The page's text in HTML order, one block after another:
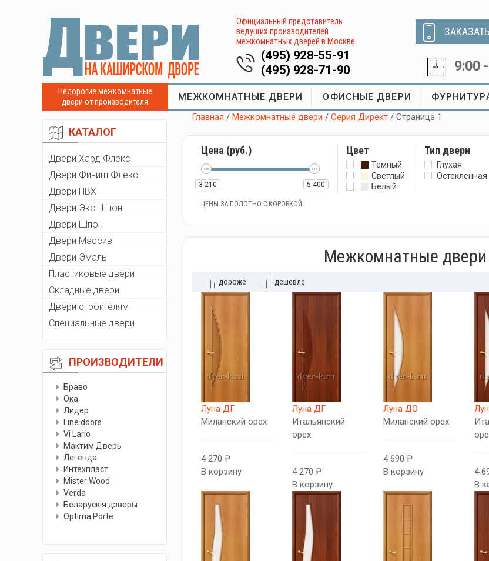
Официальный представитель
ведущих производителей
межкомнатных дверей в Москве
(495) 928-55-91
(495) 928-71-90
9:00
Недорогие межкомнатные
двери от производителя
МЕЖКОМНАТНЫЕ ДВЕРИ ОФИСНЫЕ ДВЕРИ
КАТАЛОГ
Двери Хард Флекс
Двери Финиш Флекс
Двери ПВХ
Двери Эко Шпон
Двери Шпон
Двери Массив
Двери Эмаль
Пластиковые двери
Складные двери
Двери строителям
Специальные двери
ПРОИЗВОДИТЕЛИ
Браво
Ока
Лидер
Line doors
Vi Lario
Мактим Дверь
Легенда
Интехпласт
Мister Wood
Verda
Беларускiя дзверы
Optima Porte
Главная /Межкомнатные двери /Серия Директ / Страница 1
Цена (руб.)
3 210 5 400
ЦЕНЫ ЗА ПОЛОТНО С КОРОБКОЙ
Цвет
Темный
Светлый
Белый
Тип двери
Глухая
Остекленная
Межкомнатные двери
дороже дешевле
Луна ДГ
Миланский орех
4 270 ₽
В корзину
Луна ДГ
Итальянский
орех
4 270 ₽
В корзину
Луна ДО
Миланский орех
4 690 ₽
В корзину
4
В